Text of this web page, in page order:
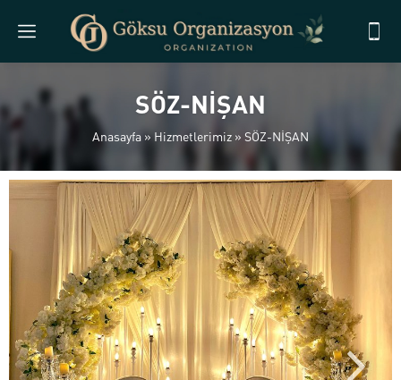
SÖZ-NİŞAN
Anasayfa »Hizmetlerimiz » SÖZ-NİŞAN